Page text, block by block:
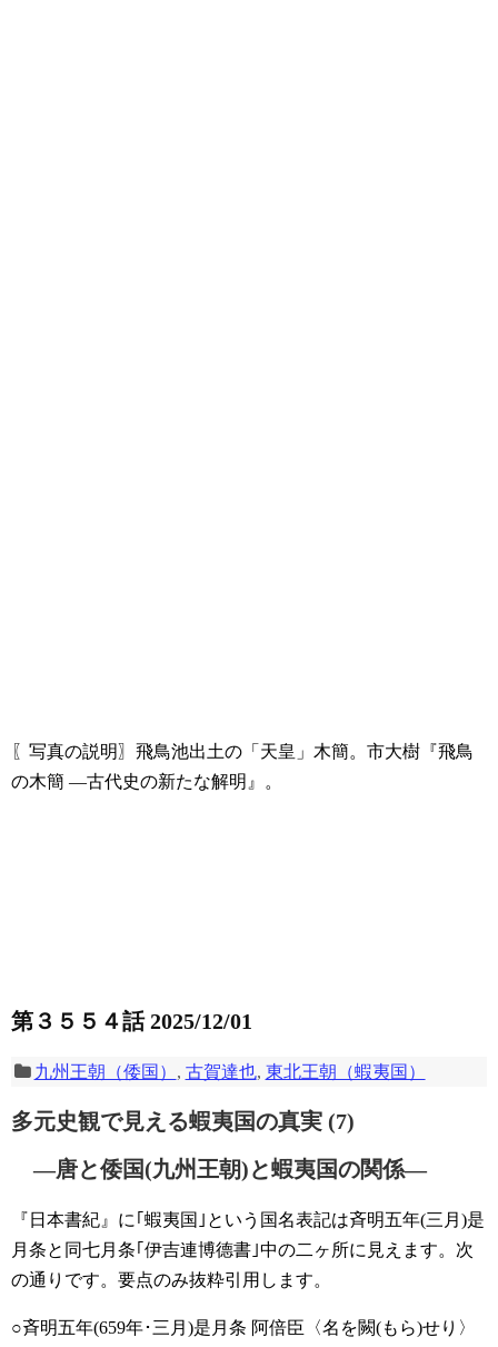
〖写真の説明〗飛鳥池出土の「天皇」木簡。市大樹『飛鳥
の木簡 ―古代史の新たな解明』。
第３５５４話 2025/12/01
九州王朝（倭国） , 古賀達也, 東北王朝（蝦夷国）
多元史観で見える蝦夷国の真実 (7)
―唐と倭国(九州王朝)と蝦夷国の関係―
『日本書紀』に｢蝦夷国｣という国名表記は斉明五年(三月)是
月条と同七月条｢伊吉連博德書｣中の二ヶ所に見えます。次
の通りです。要点のみ抜粋引用します。
○斉明五年(659年･三月)是月条 阿倍臣〈名を闕(もら)せり〉